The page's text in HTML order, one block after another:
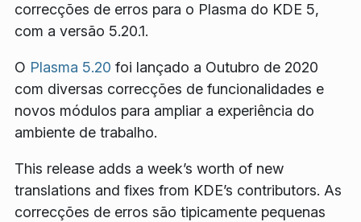
correcções de erros para o Plasma do KDE 5,
com a versão 5.20.1.
O Plasma 5.20 foi lançado a Outubro de 2020
com diversas correcções de funcionalidades e
novos módulos para ampliar a experiência do
ambiente de trabalho.
This release adds a week’s worth of new
translations and fixes from KDE’s contributors. As
correcções de erros são tipicamente pequenas